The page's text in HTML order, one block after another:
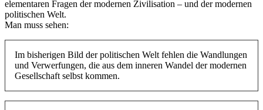
elementaren Fragen der modernen Zivilisation – und der modernen
politischen Welt.
Man muss sehen:
Im bisherigen Bild der politischen Welt fehlen die Wandlungen
und Verwerfungen, die aus dem inneren Wandel der modernen
Gesellschaft selbst kommen.